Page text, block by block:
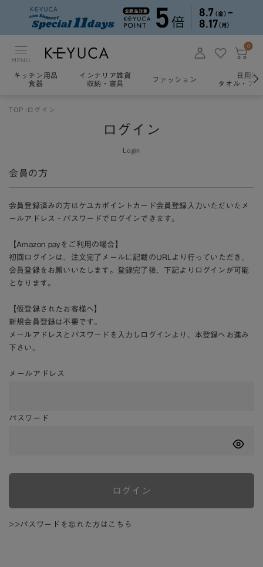
MENU
0
キッチン用品
食器
インテリア雑貨
収納・寝具
ファッション
日用雑
タオル・ア
TOP ログイン
ログイン
Login
会員の方
会員登録済みの方はケユカポイントカード会員登録入力いただいたメ
ールアドレス・パスワードでログインできます。
【Amazon payをご利用の場合】
初回ログインは、注文完了メールに記載のURLより行っていただき、
会員登録をお願いいたします。登録完了後、下記よりログインが可能
となります。
【仮登録されたお客様へ】
新規会員登録は不要です。
メールアドレスとパスワードを入力しログインより、本登録へお進み
下さい。
メールアドレス
パスワード
ログイン
>>パスワードを忘れた方はこちら